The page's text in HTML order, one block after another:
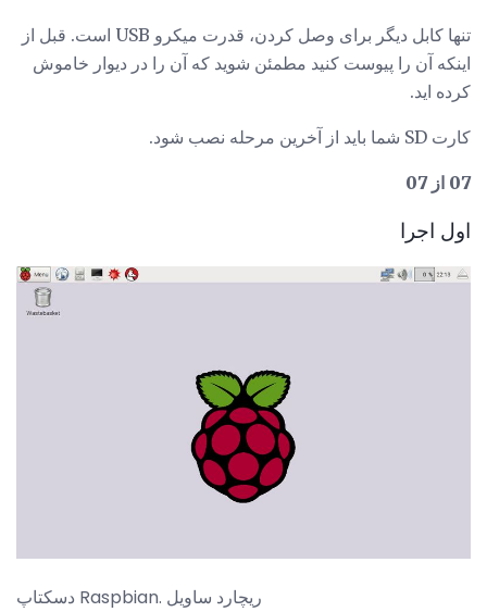
تنها کابل دیگر برای وصل کردن، قدرت میکرو USB است. قبل از
اینکه آن را پیوست کنید مطمئن شوید که آن را در دیوار خاموش
کرده اید.
کارت SD شما باید از آخرین مرحله نصب شود.
07 از 07
اول اجرا
دسکتاپ Raspbian. ریچارد ساویل